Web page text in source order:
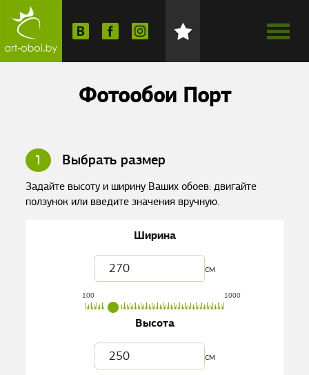
Фотообои Порт
1 Выбрать размер
Задайте высоту и ширину Ваших обоев: двигайте
ползунок или введите значения вручную.
Ширина
см
100 1000
Высота
см